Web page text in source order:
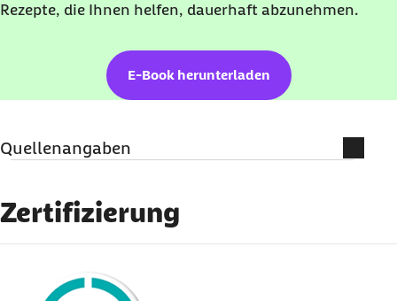
Rezepte, die Ihnen helfen, dauerhaft abzunehmen.
E-Book herunterladen
Quellenangaben
AMBOSS (Abruf vom 26.08.2025):
Leistenhernie
AWMF (Arbeitsgemeinschaft der
Zertifizierung